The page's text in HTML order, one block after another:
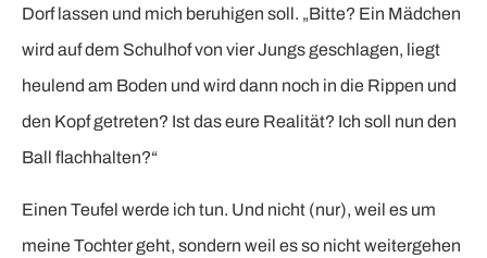
Dorf lassen und mich beruhigen soll. „Bitte? Ein Mädchen
wird auf dem Schulhof von vier Jungs geschlagen, liegt
heulend am Boden und wird dann noch in die Rippen und
den Kopf getreten? Ist das eure Realität? Ich soll nun den
Ball flachhalten?“
Einen Teufel werde ich tun. Und nicht (nur), weil es um
meine Tochter geht, sondern weil es so nicht weitergehen